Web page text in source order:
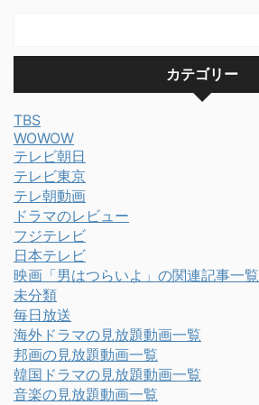
カテゴリー
TBS
WOWOW
テレビ朝日
テレビ東京
テレ朝動画
ドラマのレビュー
フジテレビ
日本テレビ
映画「男はつらいよ」の関連記事一覧
未分類
毎日放送
海外ドラマの見放題動画一覧
邦画の見放題動画一覧
韓国ドラマの見放題動画一覧
音楽の見放題動画一覧